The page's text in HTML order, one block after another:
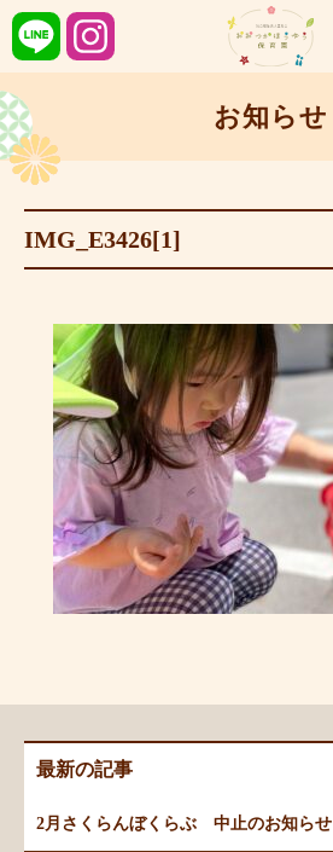
お知らせ
IMG_E3426[1]
最新の記事
2月さくらんぼくらぶ 中止のお知らせ